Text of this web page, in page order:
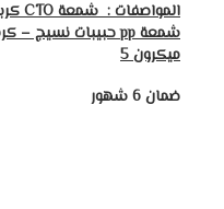
شمعةpp
ميكرون 5
ضمان 6 شهور